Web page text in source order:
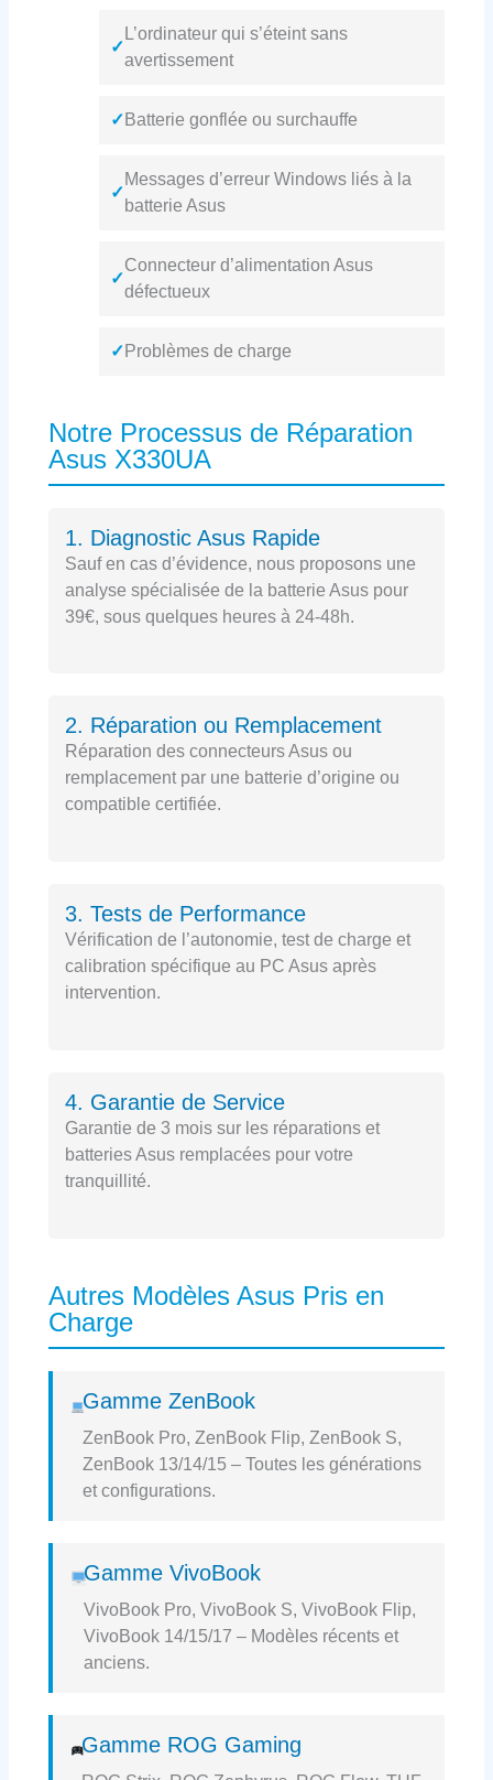
✓
L’ordinateur qui s’éteint sans
avertissement
✓ Batterie gonflée ou surchauffe
✓
Messages d’erreur Windows liés à la
batterie Asus
✓
Connecteur d’alimentation Asus
défectueux
✓ Problèmes de charge
Notre Processus de Réparation
Asus X330UA
1. Diagnostic Asus Rapide
Sauf en cas d’évidence, nous proposons une
analyse spécialisée de la batterie Asus pour
39€, sous quelques heures à 24-48h.
2. Réparation ou Remplacement
Réparation des connecteurs Asus ou
remplacement par une batterie d’origine ou
compatible certifiée.
3. Tests de Performance
Vérification de l’autonomie, test de charge et
calibration spécifique au PC Asus après
intervention.
4. Garantie de Service
Garantie de 3 mois sur les réparations et
batteries Asus remplacées pour votre
tranquillité.
Autres Modèles Asus Pris en
Charge
Gamme ZenBook
ZenBook Pro, ZenBook Flip, ZenBook S,
ZenBook 13/14/15 – Toutes les générations
et configurations.
Gamme VivoBook
VivoBook Pro, VivoBook S, VivoBook Flip,
VivoBook 14/15/17 – Modèles récents et
anciens.
Gamme ROG Gaming